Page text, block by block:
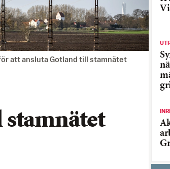
att ansluta Gotland till stamnätet
stamnätet